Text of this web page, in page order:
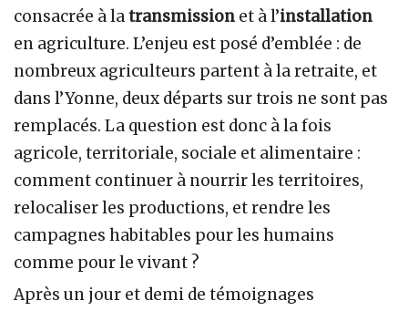
consacrée à latransmission et à l’installation
en agriculture. L’enjeu est posé d’emblée : de
nombreux agriculteurs partent à la retraite, et
dans l’Yonne, deux départs sur trois ne sont pas
remplacés. La question est donc à la fois
agricole, territoriale, sociale et alimentaire :
comment continuer à nourrir les territoires,
relocaliser les productions, et rendre les
campagnes habitables pour les humains
comme pour le vivant ?
Après un jour et demi de témoignages